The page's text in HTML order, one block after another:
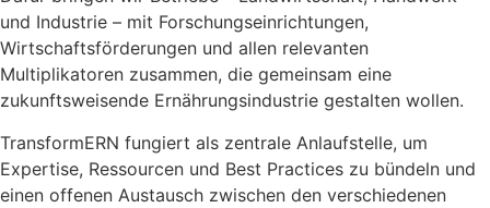
und Industrie – mit Forschungseinrichtungen,
Wirtschaftsförderungen und allen relevanten
Multiplikatoren zusammen, die gemeinsam eine
zukunftsweisende Ernährungsindustrie gestalten wollen.
TransformERN fungiert als zentrale Anlaufstelle, um
Expertise, Ressourcen und Best Practices zu bündeln und
einen offenen Austausch zwischen den verschiedenen